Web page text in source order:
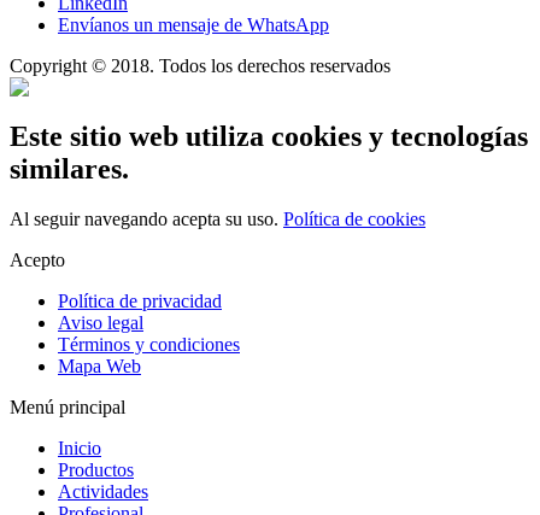
Envíanos un mensaje de WhatsApp
Copyright © 2018. Todos los derechos reservados
Este sitio web utiliza cookies y tecnologías
similares.
Al seguir navegando acepta su uso. Política de cookies
Acepto
Política de privacidad
Aviso legal
Términos y condiciones
Mapa Web
Menú principal
Inicio
Productos
Actividades